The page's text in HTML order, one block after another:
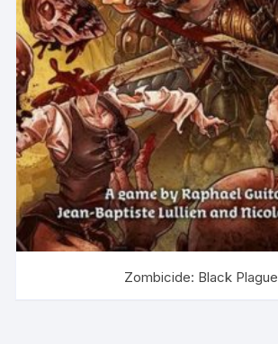
Zombicide: Black Plague